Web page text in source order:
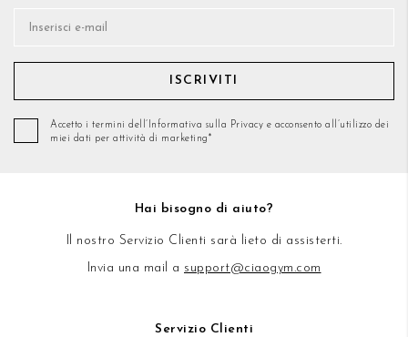
ISCRIVITI
Accetto i termini dell’Informativa sulla Privacy e acconsento all’utilizzo dei
miei dati per attività di marketing*
Hai bisogno di aiuto?
Il nostro Servizio Clienti sarà lieto di assisterti.
Invia una mail a support@ciaogym.com
Servizio Clienti